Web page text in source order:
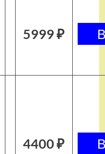
5999 ₽
4400 ₽